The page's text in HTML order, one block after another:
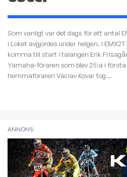
Som vanligt var det dags för ett antal
i Loket avgjordes under helgen. I
komma till start i talangen Erik
Yamaha-föraren som blev 25:a i
hemmaföraren Vaclav Kovar tog...
ANNONS: